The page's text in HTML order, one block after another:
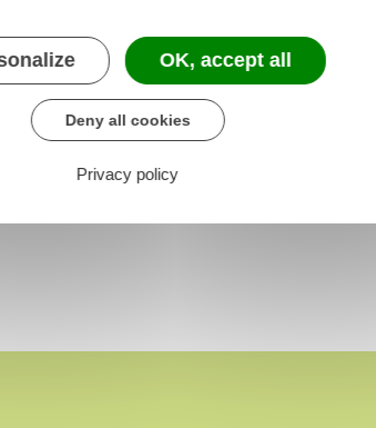
OK, accept all
Deny all cookies
Privacy policy